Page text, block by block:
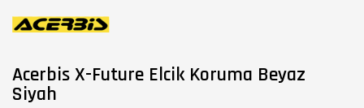
Acerbis X-Future Elcik Koruma Beyaz
Siyah